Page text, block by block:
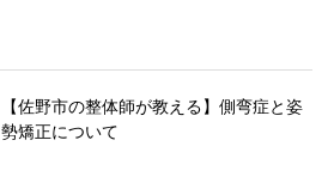
【佐野市の整体師が教える】側弯症と姿
勢矯正について